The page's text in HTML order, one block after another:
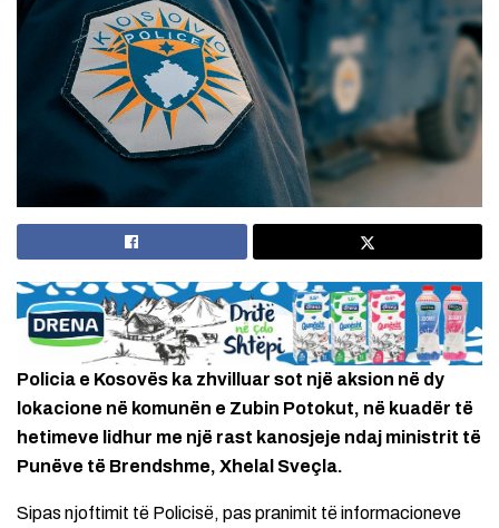
Policia e Kosovës ka zhvilluar sot një aksion në dy
lokacione në komunën e Zubin Potokut, në kuadër të
hetimeve lidhur me një rast kanosjeje ndaj ministrit të
Punëve të Brendshme, Xhelal Sveçla.
Sipas njoftimit të Policisë, pas pranimit të informacioneve